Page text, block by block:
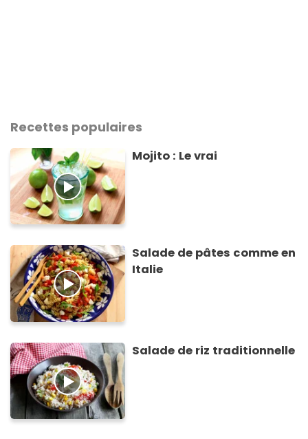
Recettes populaires
Mojito : Le vrai
Salade de pâtes comme en
Italie
Salade de riz traditionnelle